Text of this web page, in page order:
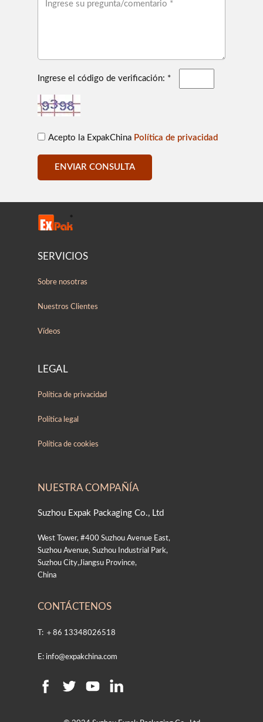
Ingrese el código de verificación: *
Acepto la ExpakChina Política de privacidad
ENVIAR CONSULTA
SERVICIOS
Sobre nosotras
Nuestros Clientes
Vídeos
LEGAL
Política de privacidad
Política legal
Política de cookies
NUESTRA COMPAÑÍA
Suzhou Expak Packaging Co., Ltd
West Tower, #400 Suzhou Avenue East,
Suzhou Avenue, Suzhou Industrial Park,
Suzhou City,Jiangsu Province,
China
CONTÁCTENOS
T: ＋86 13348026518
E: info@expakchina.com